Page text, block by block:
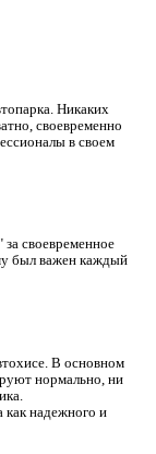
Никаких
своевременно
в своем
своевременное
был важен каждый
В основном
нормально, ни
надежного и